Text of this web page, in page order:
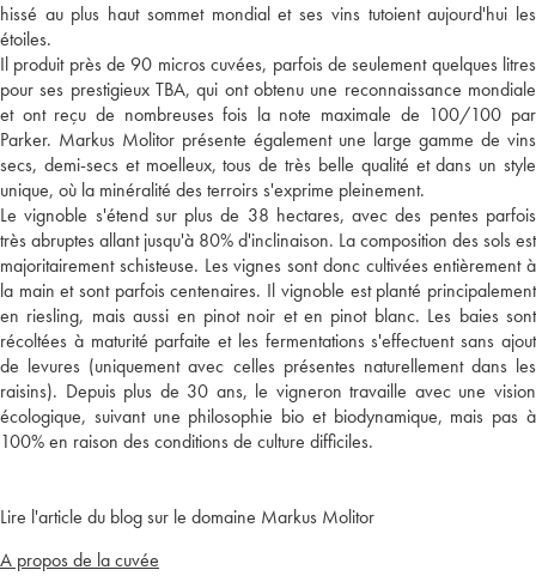
hissé au plus haut sommet mondial et ses vins tutoient aujourd'hui les
étoiles.
Il produit près de 90 micros cuvées, parfois de seulement quelques litres
pour ses prestigieux TBA, qui ont obtenu une reconnaissance mondiale
et ont reçu de nombreuses fois la note maximale de 100/100 par
Parker. Markus Molitor présente également une large gamme de vins
secs, demi-secs et moelleux, tous de très belle qualité et dans un style
unique, où la minéralité des terroirs s'exprime pleinement.
Le vignoble s'étend sur plus de 38 hectares, avec des pentes parfois
très abruptes allant jusqu'à 80% d'inclinaison. La composition des sols est
majoritairement schisteuse. Les vignes sont donc cultivées entièrement à
la main et sont parfois centenaires. Il vignoble est planté principalement
en riesling, mais aussi en pinot noir et en pinot blanc. Les baies sont
récoltées à maturité parfaite et les fermentations s'effectuent sans ajout
de levures (uniquement avec celles présentes naturellement dans les
raisins). Depuis plus de 30 ans, le vigneron travaille avec une vision
écologique, suivant une philosophie bio et biodynamique, mais pas à
100% en raison des conditions de culture difficiles.
Lire l'article du blog sur le domaine Markus Molitor
A propos de la cuvée